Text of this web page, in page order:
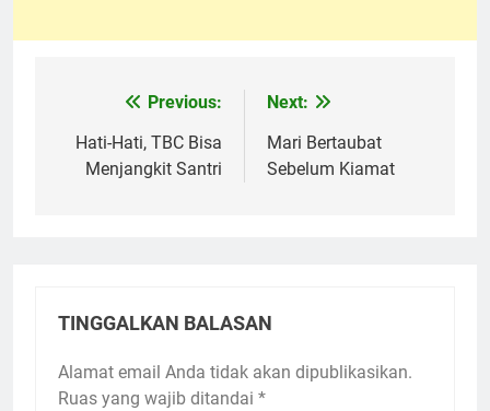
Navigasi
pos
Previous:
Hati-Hati, TBC Bisa
Menjangkit Santri
Next:
Mari Bertaubat
Sebelum Kiamat
TINGGALKAN BALASAN
Alamat email Anda tidak akan dipublikasikan.
Ruas yang wajib ditandai *